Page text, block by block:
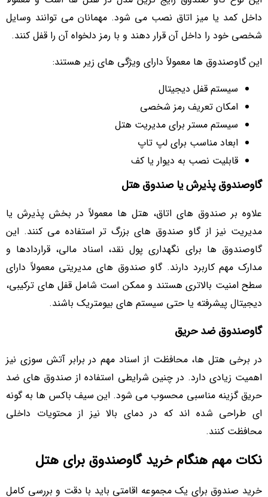
داخل کمد یا میز اتاق نصب می شود. مهمانان می توانند وسایل
شخصی خود را داخل آن قرار دهند و با رمز دلخواه آن را قفل کنند.
این گاوصندوق ها معمولاً دارای ویژگی های زیر هستند:
سیستم قفل دیجیتال
امکان تعریف رمز شخصی
سیستم مستر برای مدیریت هتل
ابعاد مناسب برای لپ تاپ
قابلیت نصب به دیوار یا کف
گاوصندوق پذیرش یا صندوق هتل
علاوه بر صندوق های اتاق، هتل ها معمولاً در بخش پذیرش یا
مدیریت نیز از گاو صندوق های بزرگ تر استفاده می کنند. این
گاوصندوق ها برای نگهداری پول نقد، اسناد مالی، قراردادها و
مدارک مهم کاربرد دارند. گاو صندوق های مدیریتی معمولاً دارای
سطح امنیت بالاتری هستند و ممکن است شامل قفل های ترکیبی،
دیجیتال پیشرفته یا حتی سیستم های بیومتریک باشند.
گاوصندوق ضد حریق
در برخی هتل ها، محافظت از اسناد مهم در برابر آتش سوزی نیز
اهمیت زیادی دارد. در چنین شرایطی استفاده از صندوق های ضد
حریق گزینه مناسبی محسوب می شود. این سیف باکس ها به گونه
ای طراحی شده اند که در دمای بالا نیز از محتویات داخلی
محافظت کنند.
نکات مهم هنگام خرید گاوصندوق برای هتل
خرید صندوق برای یک مجموعه اقامتی باید با دقت و بررسی کامل